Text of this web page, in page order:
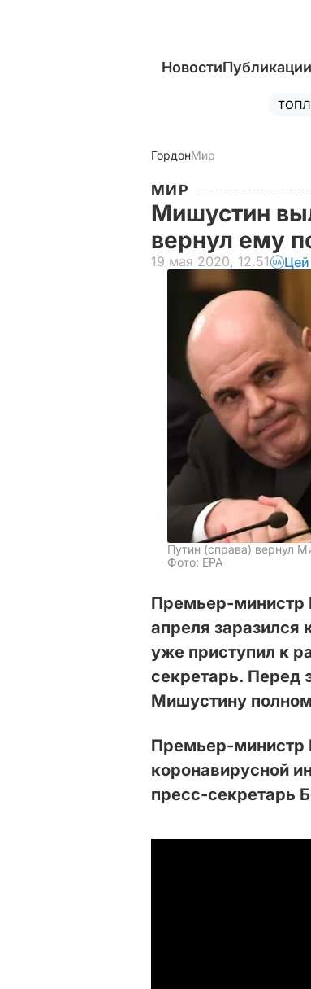
Новости
ГордонМир
МИР
Мишустин
вернул ему
19 мая 2020, 12.51 Цей
Путин (справа) вернул
Фото: EPA
Премьер-министр
апреля заразился
уже приступил к
секретарь. Перед
Мишустину
Премьер-министр
коронавирусной
пресс-секретарь